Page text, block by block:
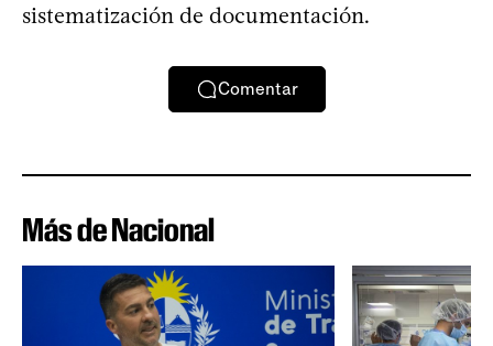
sistematización de documentación.
Comentar
Más de Nacional